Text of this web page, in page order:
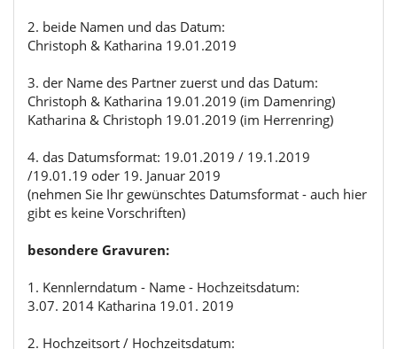
2. beide Namen und das Datum:
Christoph & Katharina 19.01.2019
3. der Name des Partner zuerst und das Datum:
Christoph & Katharina 19.01.2019 (im Damenring)
Katharina & Christoph 19.01.2019 (im Herrenring)
4. das Datumsformat: 19.01.2019 / 19.1.2019
/19.01.19 oder 19. Januar 2019
(nehmen Sie Ihr gewünschtes Datumsformat - auch hier
gibt es keine Vorschriften)
besondere Gravuren:
1. Kennlerndatum - Name - Hochzeitsdatum:
3.07. 2014 Katharina 19.01. 2019
2. Hochzeitsort / Hochzeitsdatum: